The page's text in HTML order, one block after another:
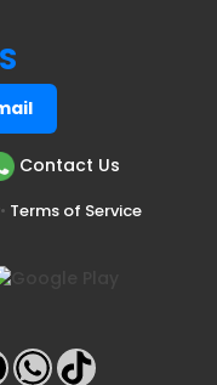
Contact Us
• Terms of Service